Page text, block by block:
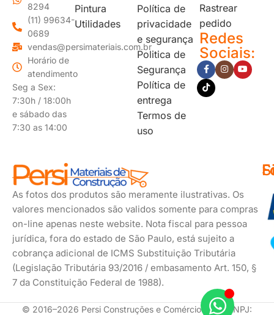
8294
(11) 99634-
0689
vendas@persimateriais.com.br
Horário de
atendimento
Seg a Sex:
7:30h / 18:00h
e sábado das
7:30 as 14:00
Pintura
Utilidades
Política de
privacidade
e segurança
Politica de
Segurança
Política de
entrega
Termos de
uso
Rastrear
pedido
Redes
Sociais:
As fotos dos produtos são meramente ilustrativas. Os
valores mencionados são validos somente para compras
on-line apenas neste website. Nota fiscal para pessoa
jurídica, fora do estado de São Paulo, está sujeito a
cobrança adicional de ICMS Substituição Tributária
(Legislação Tributária 93/2016 / embasamento Art. 150, §
7 da Constituição Federal de 1988).
© 2016–2026 Persi Construções e Comércio Ltda. CNPJ: